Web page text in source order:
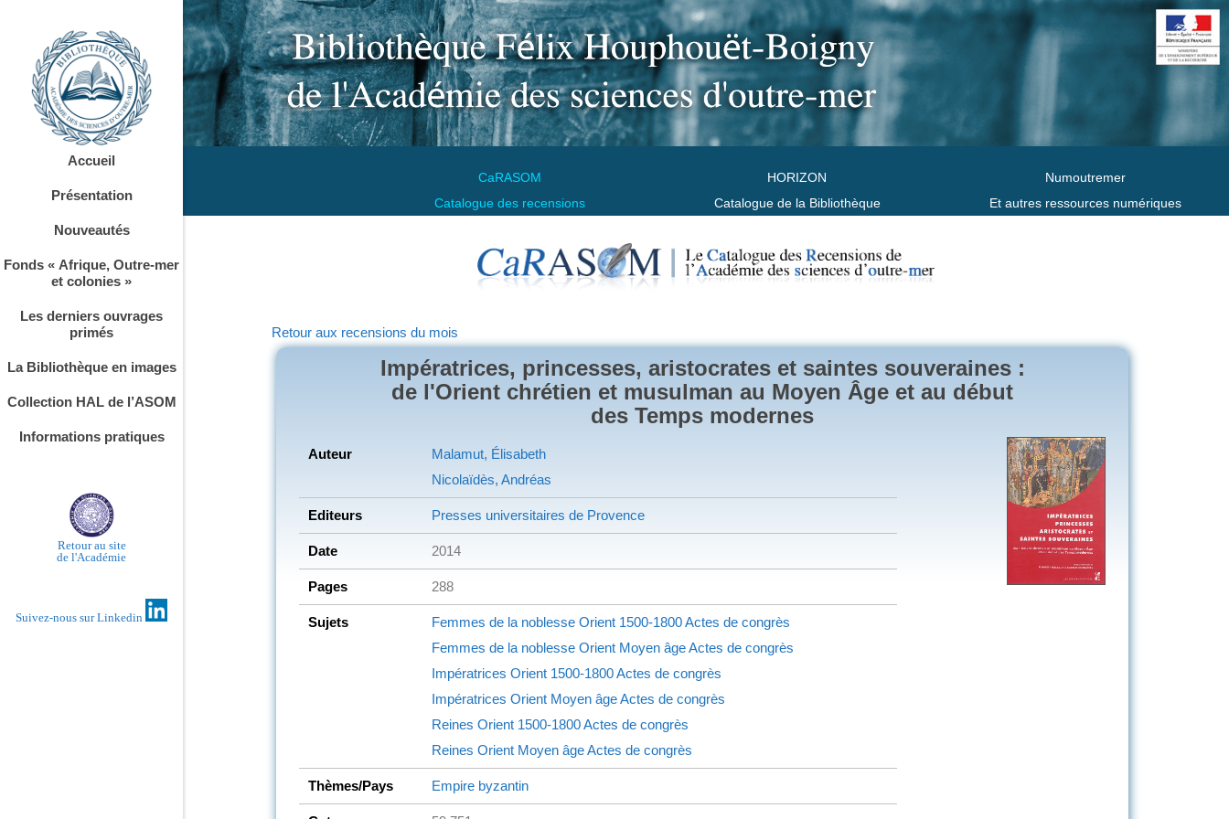
CaRASOM
Catalogue des recensions
HORIZON
Catalogue de la Bibliothèque
Numoutremer
Et autres ressources numériques
Accueil
Présentation
Nouveautés
Fonds « Afrique, Outre-mer
et colonies »
Les derniers ouvrages
primés
La Bibliothèque en images
Collection HAL de l’ASOM
Informations pratiques
Retour au site
de l'Académie
Suivez-nous sur Linkedin
Retour aux recensions du mois
Impératrices, princesses, aristocrates et saintes souveraines :
de l'Orient chrétien et musulman au Moyen Âge et au début
des Temps modernes
Auteur
Malamut, Élisabeth
Nicolaïdès, Andréas
Editeurs Presses universitaires de Provence
Date 2014
Pages 288
Sujets Femmes de la noblesse Orient 1500-1800Actes de congrès
Femmes de la noblesse Orient Moyen âgeActes de congrès
Impératrices Orient 1500-1800Actes de congrès
Impératrices Orient Moyen âgeActes de congrès
Reines Orient 1500-1800Actes de congrès
Reines Orient Moyen âgeActes de congrès
Thèmes/Pays Empire byzantin